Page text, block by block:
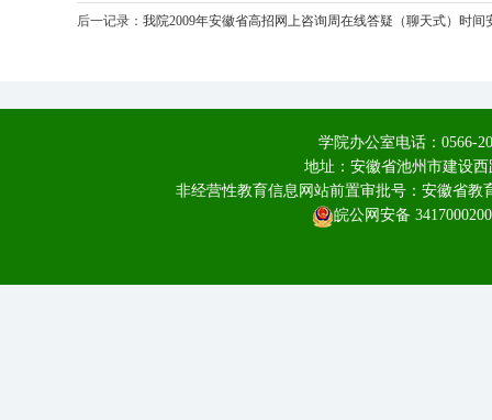
后一记录： 我院2009年安徽省高招网上咨询周在线答疑（聊天式）时间
学院办公室电话：0566-
地址：安徽省池州市建设
非经营性教育信息网站前置审批号：安徽省
皖公网安备